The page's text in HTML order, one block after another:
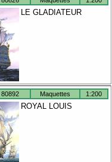
LE GLADIATEUR
80892 Maquettes 1:200
ROYAL LOUIS